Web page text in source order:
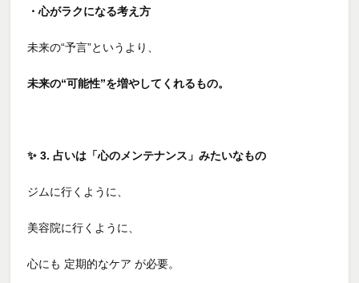
・心がラクになる考え方
未来の“予言”というより、
未来の“可能性”を増やしてくれるもの。
✨ 3. 占いは「心のメンテナンス」みたいなもの
ジムに行くように、
美容院に行くように、
心にも 定期的なケア が必要。